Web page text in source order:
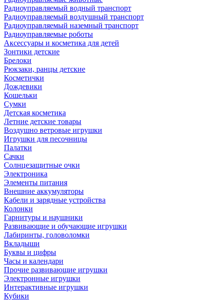
Радиоуправляемый водный транспорт
Радиоуправляемый воздушный транспорт
Радиоуправляемый наземный транспорт
Радиоуправляемые роботы
Аксессуары и косметика для детей
Зонтики детские
Брелоки
Рюкзаки, ранцы детские
Косметички
Дождевики
Кошельки
Сумки
Детская косметика
Летние детские товары
Воздушно ветровые игрушки
Игрушки для песочницы
Палатки
Сачки
Солнцезащитные очки
Электроника
Элементы питания
Внешние аккумуляторы
Кабели и зарядные устройства
Колонки
Гарнитуры и наушники
Развивающие и обучающие игрушки
Лабиринты, головоломки
Вкладыши
Буквы и цифры
Часы и календари
Прочие развивающие игрушки
Электронные игрушки
Интерактивные игрушки
Кубики